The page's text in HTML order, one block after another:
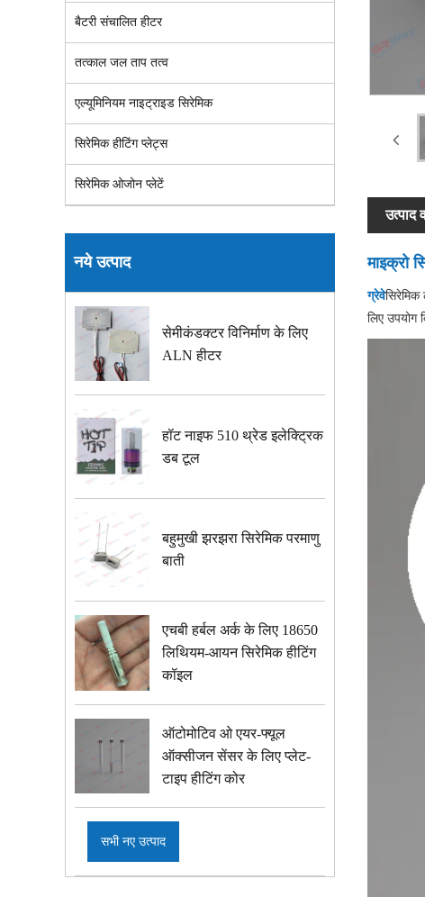
बैटरी संचालित हीटर
तत्काल जल ताप तत्व
एल्यूमिनियम नाइट्राइड सिरेमिक
सिरेमिक हीटिंग प्लेट्स
सिरेमिक ओजोन प्लेटें
नये उत्पाद
सेमीकंडक्टर विनिर्माण के लिए
ALN हीटर
हॉट नाइफ 510 थ्रेड इलेक्ट्रिक
डब टूल
बहुमुखी झरझरा सिरेमिक परमाणु
बाती
एचबी हर्बल अर्क के लिए 18650
लिथियम-आयन सिरेमिक हीटिंग
कॉइल
ऑटोमोटिव ओ एयर-फ्यूल
ऑक्सीजन सेंसर के लिए प्लेट-
टाइप हीटिंग कोर
सभी नए उत्पाद
उत्पाद
माइक्रो
ग्रेवेसिरेमिक
लिए उपयोग